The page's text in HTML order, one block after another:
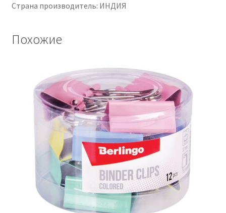
Страна производитель: ИНДИЯ
Похожие